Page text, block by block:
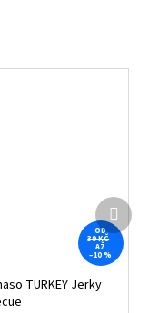
OD
39 KČ
AŽ
–10 %
TURKEY Jerky
Další
produkt